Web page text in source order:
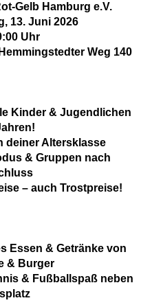
Gelb Hamburg e.V.
13. Juni 2026
Uhr
Weg 140
Kinder & Jugendlichen
deiner Altersklasse
& Gruppen nach
– auch Trostpreise!
Essen & Getränke von
& Burger
& Fußballspaß neben